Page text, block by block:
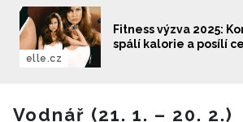
Fitness výzva 2025:
spálí kalorie a posílí
elle.cz
Vodnář (21. 1. – 20. 2.)